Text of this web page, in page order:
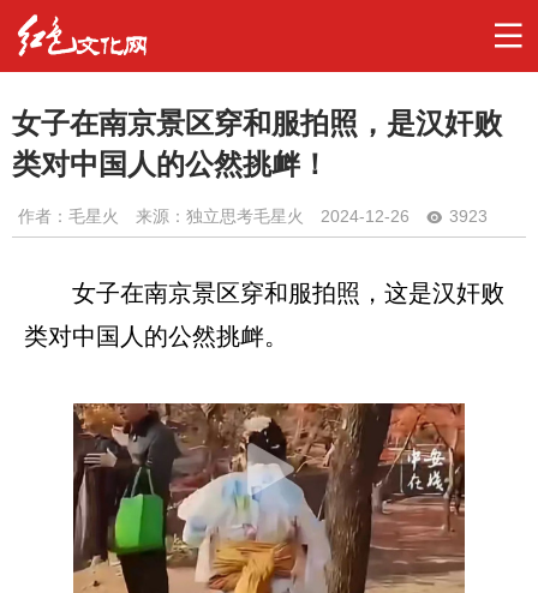
女子在南京景区穿和服拍照，是汉奸败
类对中国人的公然挑衅！
作者： 毛星火 来源：独立思考毛星火 2024-12-26 3923
女子在南京景区穿和服拍照，这是汉奸败
类对中国人的公然挑衅。